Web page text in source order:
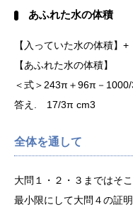
あふれた水の体積
【入っていた水の体積】
【あふれた水の体積】
＜式＞243π＋96π－
答え. 17/3π cm3
全体を通して
大問１・２・３まではそ
最小限にして大問４の証